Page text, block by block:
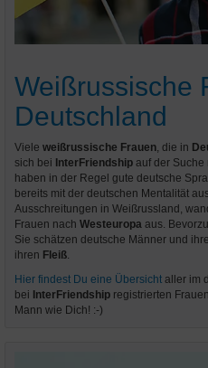
Weißrussische
Deutschland
Viele weißrussische Frauen , die in
sich bei InterFriendship auf der Suche
haben in der Regel gute deutsche
bereits mit der deutschen Mentalität
Ausschreitungen in Weißrussland,
Frauen nach Westeuropa aus.
Sie schätzen deutsche Männer und ihre
ihren Fleiß
Hier findest Du eine Übersicht aller im
bei InterFriendship registrierten
Mann wie Dich! :-)